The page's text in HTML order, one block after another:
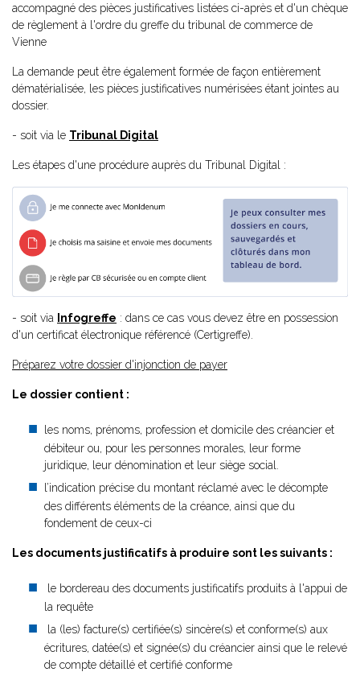
accompagné des pièces justificatives listées ci-après et d'un chèque
de règlement à l'ordre du greffe du tribunal de commerce de
Vienne
La demande peut être également formée de façon entièrement
dématérialisée, les pièces justificatives numérisées étant jointes au
dossier.
- soit via le Tribunal Digital
Les étapes d'une procédure auprès du Tribunal Digital :
- soit via Infogreffe : dans ce cas vous devez être en possession
d'un certificat électronique référencé (Certigreffe).
Préparez votre dossier d'injonction de payer
Le dossier contient :
les noms, prénoms, profession et domicile des créancier et
débiteur ou, pour les personnes morales, leur forme
juridique, leur dénomination et leur siège social.
l’indication précise du montant réclamé avec le décompte
des différents éléments de la créance, ainsi que du
fondement de ceux-ci
Les documents justificatifs à produire sont les suivants :
le bordereau des documents justificatifs produits à l'appui de
la requête
la (les) facture(s) certifiée(s) sincère(s) et conforme(s) aux
écritures, datée(s) et signée(s) du créancier ainsi que le relevé
de compte détaillé et certifié conforme